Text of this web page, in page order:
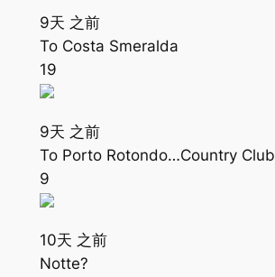
9天 之前
To Costa Smeralda
19
9天 之前
To Porto Rotondo…Country Club
9
10天 之前
Notte?